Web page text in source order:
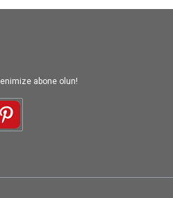
abone olun!
Pinterest